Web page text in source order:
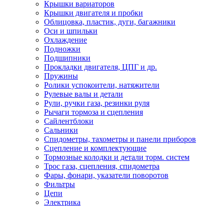
Крышки вариаторов
Крышки двигателя и пробки
Облицовка, пластик, дуги, багажники
Оси и шпильки
Охлаждение
Подножки
Подшипники
Прокладки двигателя, ЦПГ и др.
Пружины
Ролики успокоители, натяжители
Рулевые валы и детали
Рули, ручки газа, резинки руля
Рычаги тормоза и сцепления
Сайлентблоки
Сальники
Спидометры, тахометры и панели приборов
Сцепление и комплектующие
Тормозные колодки и детали торм. систем
Трос газа, сцепления, спидометра
Фары, фонари, указатели поворотов
Фильтры
Цепи
Электрика